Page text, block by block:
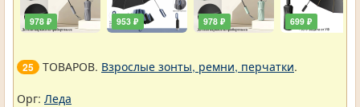
978 ₽ 953 ₽ 978 ₽ 699 ₽
25 ТОВАРОВ. Взрослые зонты, ремни, перчатки.
Орг: Леда